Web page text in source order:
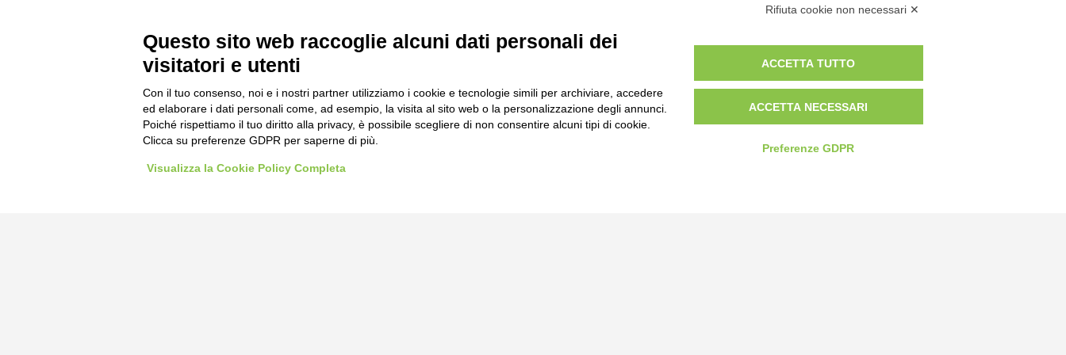
Rifiuta cookie non necessari ✕
Questo sito web raccoglie alcuni dati personali dei
visitatori e utenti
Con il tuo consenso, noi e i nostri partner utilizziamo i cookie e tecnologie simili per archiviare, accedere
ed elaborare i dati personali come, ad esempio, la visita al sito web o la personalizzazione degli annunci.
Poiché rispettiamo il tuo diritto alla privacy, è possibile scegliere di non consentire alcuni tipi di cookie.
Clicca su preferenze GDPR per saperne di più.
Visualizza la Cookie Policy Completa
ACCETTA TUTTO
ACCETTA NECESSARI
Preferenze GDPR